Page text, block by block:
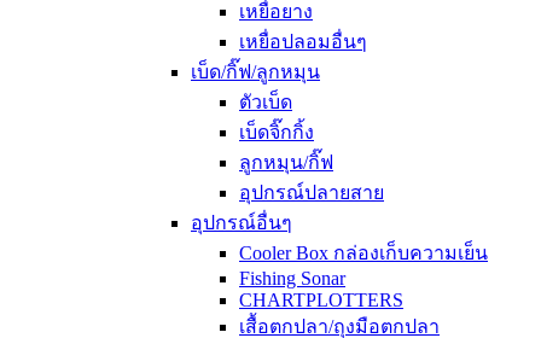
เหยื่อยาง
เหยื่อปลอมอื่นๆ
เบ็ด/กิ๊ฟ/ลูกหมุน
ตัวเบ็ด
เบ็ดจิ๊กกิ้ง
ลูกหมุน/กิ๊ฟ
อุปกรณ์ปลายสาย
อุปกรณ์อื่นๆ
Cooler Box กล่องเก็บความเย็น
Fishing Sonar
CHARTPLOTTERS
เสื้อตกปลา/ถุงมือตกปลา